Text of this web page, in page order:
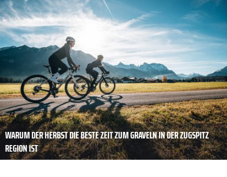
WARUM DER HERBST DIE BESTE ZEIT ZUM GRAVELN IN DER ZUGSPITZ
REGION IST